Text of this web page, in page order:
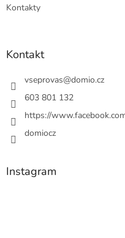
Kontakty
Kontakt
vseprovas@domio.cz
603 801 132
https://
domiocz
Instagram